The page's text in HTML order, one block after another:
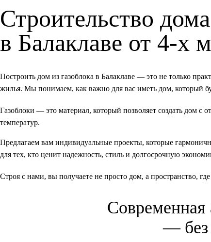
Строительство
в Балаклаве от 4-х
Построить дом из газоблока в Балаклаве — это не только
жилья. Мы понимаем, как важно для вас иметь дом, который
Газоблоки — это материал, который позволяет создать дом
температур.
Предлагаем вам индивидуальные проекты, которые
для тех, кто ценит надежность, стиль и долгосрочную
Строя с нами, вы получаете не просто дом, а пространство,
Современная
— без